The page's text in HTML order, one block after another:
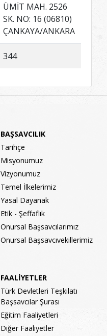
ÜMİT MAH. 2526
SK. NO: 16 (06810)
ÇANKAYA/ANKARA
344
BAŞSAVCILIK
Tarihçe
Misyonumuz
Vizyonumuz
Temel İlkelerimiz
Yasal Dayanak
Etik - Şeffaflık
Onursal Başsavcılarımız
Onursal Başsavcıvekillerimiz
FAALİYETLER
Türk Devletleri Teşkilatı
Başsavcılar Şurası
Eğitim Faaliyetleri
Diğer Faaliyetler